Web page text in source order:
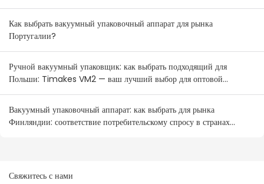
Как выбрать вакуумный упаковочный аппарат для рынка
Португалии?
Ручной вакуумный упаковщик: как выбрать подходящий для
Польши: Timakes VM2 — ваш лучший выбор для оптовой
продажи.
Вакуумный упаковочный аппарат: как выбрать для рынка
Финляндии: соответствие потребительскому спросу в странах
Свяжитесь с нами